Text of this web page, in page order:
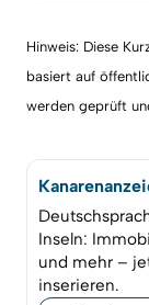
Hinweis: Diese
basiert auf
werden geprüft
Inseln:
und mehr –
inserieren.